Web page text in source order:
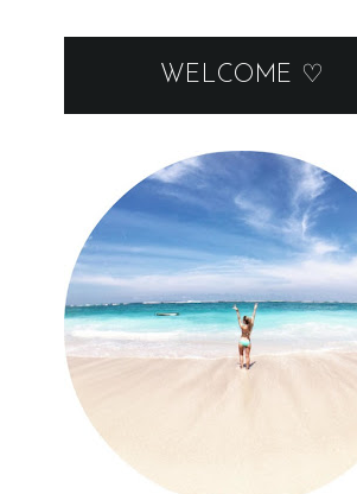
WELCOME ♡